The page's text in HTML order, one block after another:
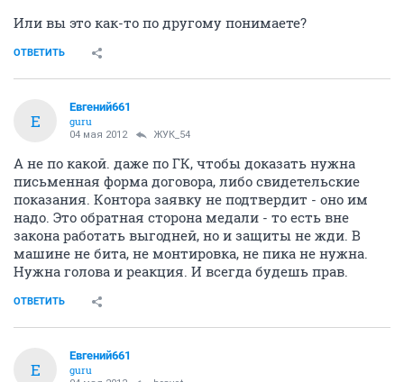
Или вы это как-то по другому понимаете?
ОТВЕТИТЬ
Е
Евгений661
guru
04 мая 2012 ЖУК_54
А не по какой. даже по ГК, чтобы доказать нужна
письменная форма договора, либо свидетельские
показания. Контора заявку не подтвердит - оно им
надо. Это обратная сторона медали - то есть вне
закона работать выгодней, но и защиты не жди. В
машине не бита, не монтировка, не пика не нужна.
Нужна голова и реакция. И всегда будешь прав.
ОТВЕТИТЬ
Е
Евгений661
guru